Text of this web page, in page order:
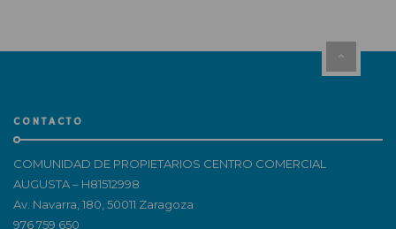
CONTACTO
COMUNIDAD DE PROPIETARIOS CENTRO COMERCIAL
AUGUSTA – H81512998
Av. Navarra, 180, 50011 Zaragoza
976 759 650